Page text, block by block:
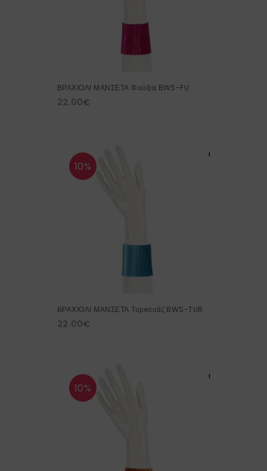
ΒΡΑΧΙΟΛΙ ΜΑΝΣΕΤΑ Φούξια BWS-FU
22.00€
10%
ΒΡΑΧΙΟΛΙ ΜΑΝΣΕΤΑ Τυρκουάζ BWS-TUR
22.00€
10%